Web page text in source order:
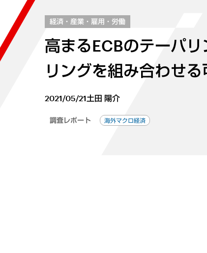
経済・産業・雇用・労働
高まるECBのテーパ
リングを組み合わせる
2021/05/21土田 陽介
調査レポート 海外マクロ経済